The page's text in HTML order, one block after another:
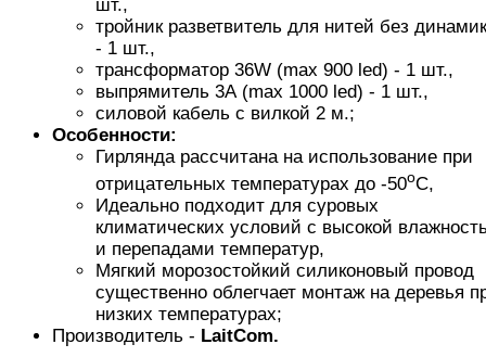
шт.,
тройник разветвитель для нитей без
- 1 шт.,
трансформатор 36W (max 900 led) - 1 шт.,
выпрямитель 3А (max 1000 led) - 1 шт.,
силовой кабель с вилкой 2 м.;
Особенности:
Гирлянда рассчитана на использование при
отрицательных температурах до -50oC,
Идеально подходит для суровых
климатических условий с высокой
и перепадами температур,
Мягкий морозостойкий силиконовый провод
существенно облегчает монтаж на деревья
низких температурах;
Производитель - LaitCom.